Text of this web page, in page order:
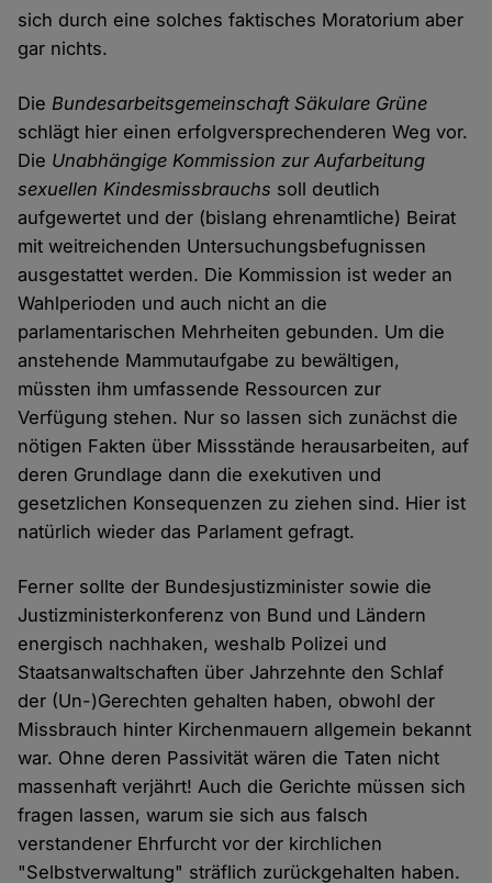
sich durch eine solches faktisches Moratorium aber
gar nichts.
DieBundesarbeitsgemeinschaft Säkulare Grüne
schlägt hier einen erfolgversprechenderen Weg vor.
Die Unabhängige Kommission zur Aufarbeitung
sexuellen Kindesmissbrauchs soll deutlich
aufgewertet und der (bislang ehrenamtliche) Beirat
mit weitreichenden Untersuchungsbefugnissen
ausgestattet werden. Die Kommission ist weder an
Wahlperioden und auch nicht an die
parlamentarischen Mehrheiten gebunden. Um die
anstehende Mammutaufgabe zu bewältigen,
müssten ihm umfassende Ressourcen zur
Verfügung stehen. Nur so lassen sich zunächst die
nötigen Fakten über Missstände herausarbeiten, auf
deren Grundlage dann die exekutiven und
gesetzlichen Konsequenzen zu ziehen sind. Hier ist
natürlich wieder das Parlament gefragt.
Ferner sollte der Bundesjustizminister sowie die
Justizministerkonferenz von Bund und Ländern
energisch nachhaken, weshalb Polizei und
Staatsanwaltschaften über Jahrzehnte den Schlaf
der (Un-)Gerechten gehalten haben, obwohl der
Missbrauch hinter Kirchenmauern allgemein bekannt
war. Ohne deren Passivität wären die Taten nicht
massenhaft verjährt! Auch die Gerichte müssen sich
fragen lassen, warum sie sich aus falsch
verstandener Ehrfurcht vor der kirchlichen
"Selbstverwaltung" sträflich zurückgehalten haben.